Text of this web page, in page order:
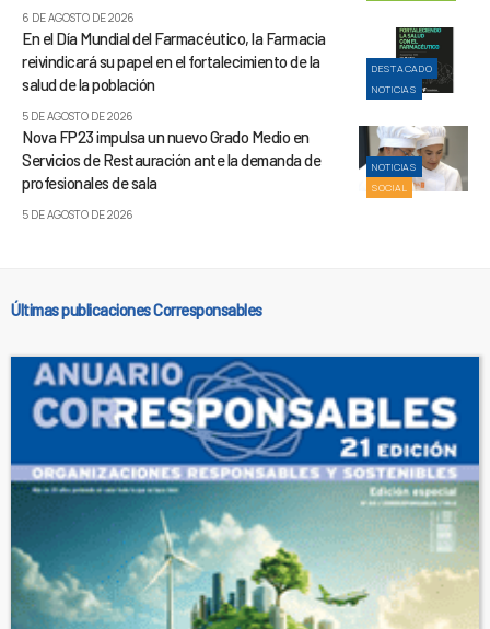
6 DE AGOSTO DE 2026
DESTACADO
NOTICIAS
En el Día Mundial del Farmacéutico, la Farmacia
reivindicará su papel en el fortalecimiento de la
salud de la población
5 DE AGOSTO DE 2026
NOTICIAS
SOCIAL
Nova FP23 impulsa un nuevo Grado Medio en
Servicios de Restauración ante la demanda de
profesionales de sala
5 DE AGOSTO DE 2026
Últimas publicaciones Corresponsables